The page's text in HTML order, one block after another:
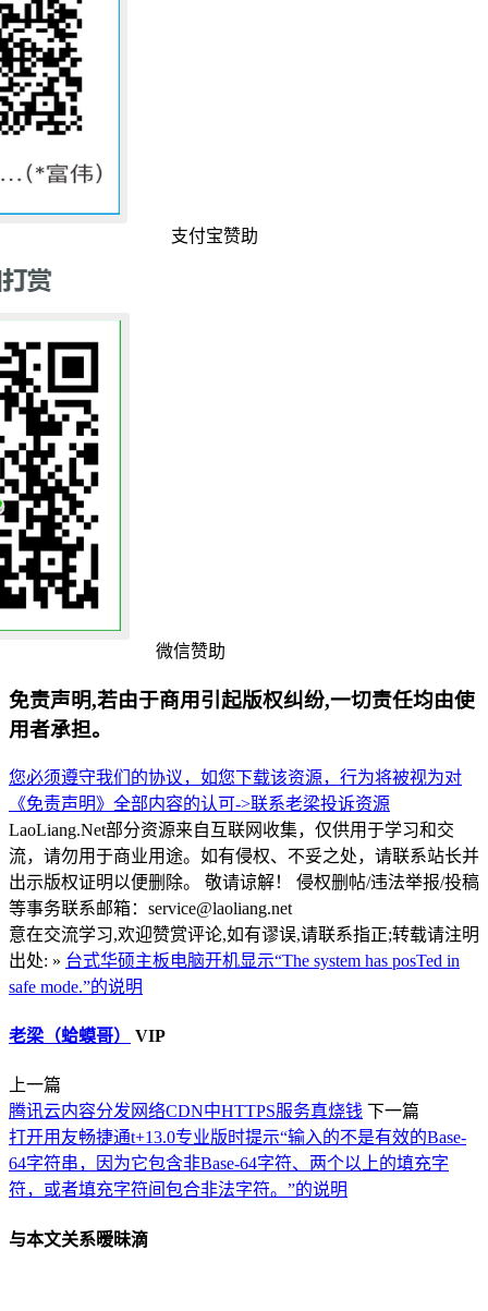
支付宝赞助
微信赞助
免责声明,若由于商用引起版权纠纷,一切责任均由使
用者承担。
您必须遵守我们的协议，如您下载该资源，行为将被视为对
《免责声明》全部内容的认可->联系老梁投诉资源
LaoLiang.Net部分资源来自互联网收集，仅供用于学习和交
流，请勿用于商业用途。如有侵权、不妥之处，请联系站长并
出示版权证明以便删除。 敬请谅解！ 侵权删帖/违法举报/投稿
等事务联系邮箱：service@laoliang.net
意在交流学习,欢迎赞赏评论,如有谬误,请联系指正;转载请注明
出处: » 台式华硕主板电脑开机显示“The system has posTed in
safe mode.”的说明
老梁（蛤蟆哥） VIP
上一篇
腾讯云内容分发网络CDN中HTTPS服务真烧钱 下一篇
打开用友畅捷通t+13.0专业版时提示“输入的不是有效的Base-
64字符串，因为它包含非Base-64字符、两个以上的填充字
符，或者填充字符间包合非法字符。”的说明
与本文关系暧昧滴